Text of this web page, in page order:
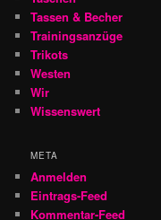
Tassen & Becher
Trainingsanzüge
Trikots
Westen
Wir
Wissenswert
META
Anmelden
Eintrags-Feed
Kommentar-Feed